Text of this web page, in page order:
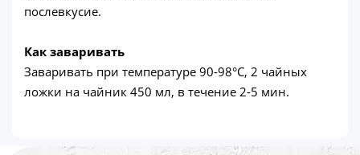
послевкусие.
Как заваривать
Заваривать при температуре 90-98°C, 2 чайных
ложки на чайник 450 мл, в течение 2-5 мин.